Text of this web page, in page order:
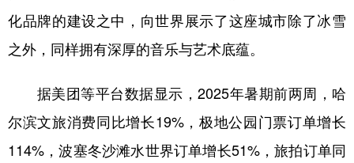
化品牌的建设之中，向世界展示了这座城市除了冰雪
之外，同样拥有深厚的音乐与艺术底蕴。
据美团等平台数据显示，2025年暑期前两周，哈
尔滨文旅消费同比增长19%，极地公园门票订单增长
114%，波塞冬沙滩水世界订单增长51%，旅拍订单同